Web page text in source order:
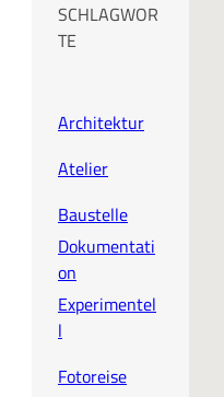
SCHLAGWOR
TE
Architektur
Atelier
Baustelle
Dokumentati
on
Experimentel
l
Fotoreise